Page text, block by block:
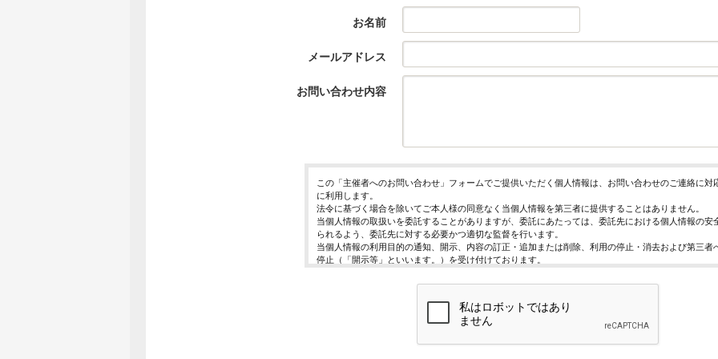
お名前
メールアドレス
お問い合わせ内容
この「主催者へのお問い合わせ」フォームでご提供いただく個人情報は、お問い合わせのご連絡に対
に利用します。
法令に基づく場合を除いてご本人様の同意なく当個人情報を第三者に提供することはありません。
当個人情報の取扱いを委託することがありますが、委託にあたっては、委託先における個人情報の安
られるよう、委託先に対する必要かつ適切な監督を行います。
当個人情報の利用目的の通知、開示、内容の訂正・追加または削除、利用の停止・消去および第三者
停止（「開示等」といいます。）を受け付けております。
ご入力頂く情報の提供は任意となっております。ただし、正確な情報をご提供いただけない場合には
当ホームページではご利用状況の統計調査のためクッキー等を用いておりますが、これによる個人情